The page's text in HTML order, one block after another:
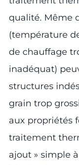
qualité. Même
(température
de chauffage
inadéquat)
structures
grain trop
aux propriétés
traitement
ajout » simple